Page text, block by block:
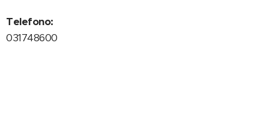
Telefono:
031748600